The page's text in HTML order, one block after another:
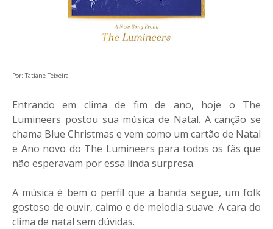
Por: Tatiane Teixeira
Entrando em clima de fim de ano, hoje o The
Lumineers postou sua música de Natal. A canção se
chama Blue Christmas e vem como um cartão de Natal
e Ano novo do The Lumineers para todos os fãs que
não esperavam por essa linda surpresa.
A música é bem o perfil que a banda segue, um folk
gostoso de ouvir, calmo e de melodia suave. A cara do
clima de natal sem dúvidas.